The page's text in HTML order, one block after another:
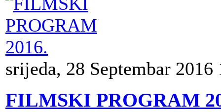
srijeda, 28 Septembar 2016
FILMSKI PROGRAM